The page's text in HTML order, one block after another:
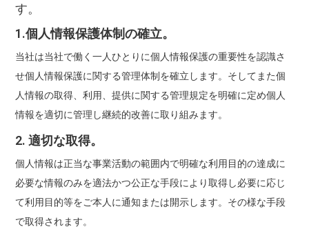
す。
1.個人情報保護体制の確立。
当社は当社で働く一人ひとりに個人情報保護の重要性を認識さ
せ個人情報保護に関する管理体制を確立します。そしてまた個
人情報の取得、利用、提供に関する管理規定を明確に定め個人
情報を適切に管理し継続的改善に取り組みます。
2. 適切な取得。
個人情報は正当な事業活動の範囲内で明確な利用目的の達成に
必要な情報のみを適法かつ公正な手段により取得し必要に応じ
て利用目的等をご本人に通知または開示します。その様な手段
で取得されます。